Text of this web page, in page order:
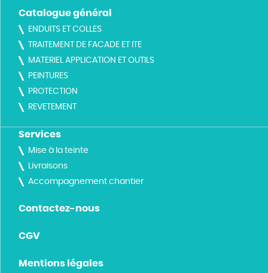
Catalogue général
ENDUITS ET COLLES
TRAITEMENT DE FACADE ET ITE
MATERIEL APPLICATION ET OUTILS
PEINTURES
PROTECTION
REVETEMENT
Services
Mise à la teinte
Livraisons
Accompagnement chantier
Contactez-nous
CGV
Mentions légales